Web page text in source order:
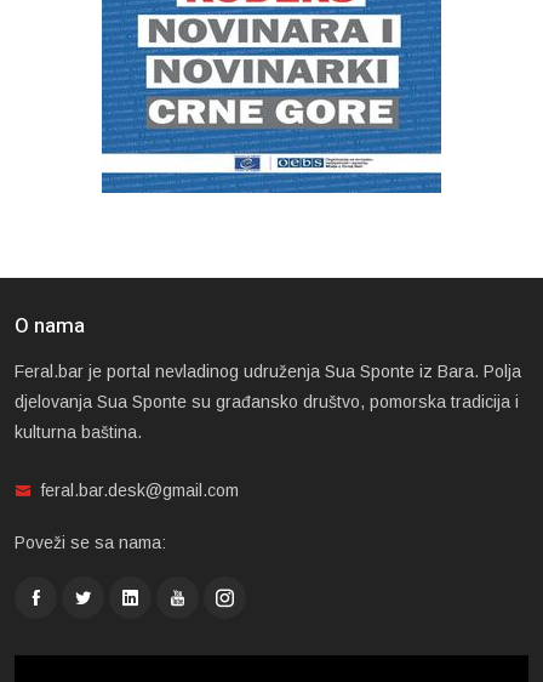
O nama
Feral.bar je portal nevladinog udruženja Sua Sponte iz Bara. Polja
djelovanja Sua Sponte su građansko društvo, pomorska tradicija i
kulturna baština.
feral.bar.desk@gmail.com
Poveži se sa nama: